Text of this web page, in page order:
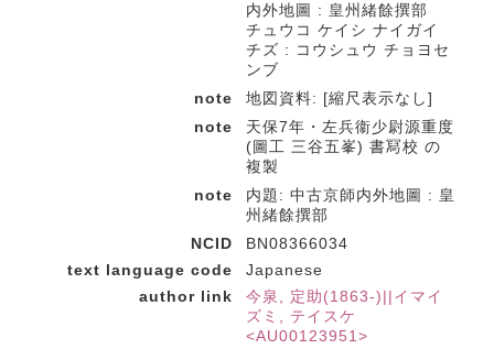
内外地圖 : 皇州緒餘撰部
チュウコ ケイシ ナイガイ
チズ : コウシュウ チョヨセ
ンブ
note
地図資料: [縮尺表示なし]
note
天保7年・左兵衞少尉源重度
(圖工 三谷五峯) 書冩校 の
複製
note
内題: 中古京師内外地圖 : 皇
州緒餘撰部
NCID
BN08366034
text language code
Japanese
author link
今泉, 定助(1863-)||イマイ
ズミ, テイスケ
<AU00123951>